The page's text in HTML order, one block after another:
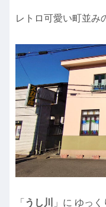
レトロ可愛い町並み
「 うし川 」に ゆっ